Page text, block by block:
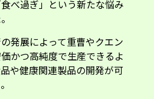
べ過ぎ」という新たな悩み
発展によって重曹やクエン
かつ高純度で生産できるよ
や健康関連製品の開発が可